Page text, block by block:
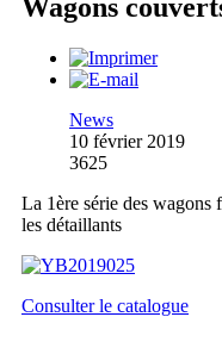
Wagons
News
10 février 2019
3625
La 1ère série des wagons
les détaillants
Consulter le catalogue